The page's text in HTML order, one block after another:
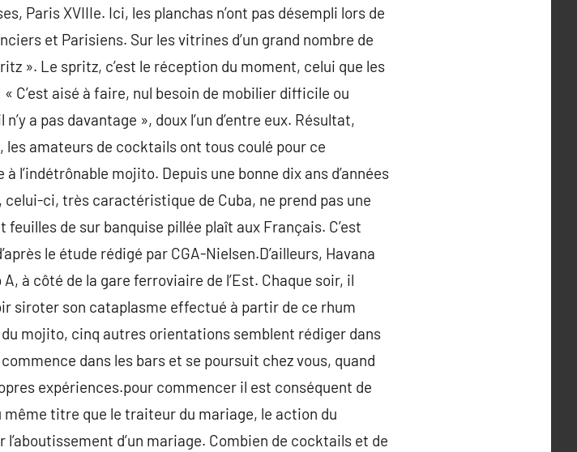
Paris XVIIIe. Ici, les planchas n’ont pas désempli lors de
et Parisiens. Sur les vitrines d’un grand nombre de
». Le spritz, c’est le réception du moment, celui que les
C’est aisé à faire, nul besoin de mobilier difficile ou
a pas davantage », doux l’un d’entre eux. Résultat,
amateurs de cocktails ont tous coulé pour ce
mojito. Depuis une bonne dix ans d’années
celui-ci, très caractéristique de Cuba, ne prend pas une
de sur banquise pillée plaît aux Français. C’est
le étude rédigé par CGA-Nielsen.D’ailleurs, Havana
à côté de la gare ferroviaire de l’Est. Chaque soir, il
siroter son cataplasme effectué à partir de ce rhum
mojito, cinq autres orientations semblent rédiger dans
dans les bars et se poursuit chez vous, quand
expériences.pour commencer il est conséquent de
même titre que le traiteur du mariage, le action du
d’un mariage. Combien de cocktails et de